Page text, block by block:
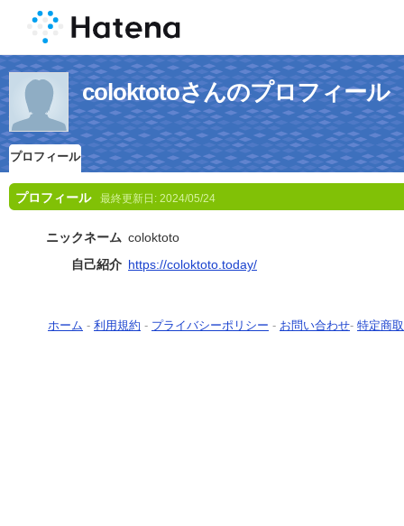
coloktotoさんのプロフィール
プロフィール
プロフィール 最終更新日: 2024/05/24
ニックネーム coloktoto
自己紹介 https://coloktoto.today/
ホーム - 利用規約 - プライバシーポリシー - お問い合わせ- 特定商